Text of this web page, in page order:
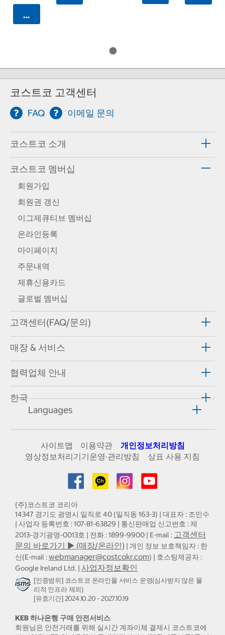
카트에 담기
코스트코 고객센터
FAQ 이메일 문의
코스트코 소개
코스트코 멤버십
회원가입
회원권 갱신
이그제큐티브 멤버십
온라인등록
마이페이지
주문내역
제휴신용카드
글로벌 멤버십
고객센터(FAQ/문의)
매장 & 서비스
협력업체 안내
한국
Languages
사이트맵 이용약관
개인정보처리방침
영상정보처리기기운영·관리방침
상표 사용 지침
(주)코스트코 코리아
14347 경기도 광명시 일직로 40 (일직동 163-3) | 대표자 : 조민수
| 사업자 등록번호 : 107-81-63829 | 통신판매업 신고번호 : 제
2013-경기광명-0013호 | 전화 : 1899-9900 | E-mail : 고객센터
문의 바로가기 ▶ (매장/온라인) | 개인 정보 보호책임자 : 한
신(E-mail :webmanager@costcokr.com) | 호스팅제공자 :
Google Ireland Ltd. | 사업자정보확인
[인증범위] 코스트코 온라인몰 서비스 운영(심사받지 않은 물
리적 인프라 제외)
[유효기간] 2024.10.20 - 2027.10.19
KEB 하나은행 구매 안전서비스
회원님은 안전거래를 위해 실시간 계좌이체 결제시 코스트코에